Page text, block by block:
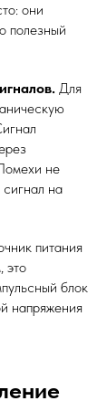
они
полезный
Для
не
сигнал на
питания
это
блок
напряжения